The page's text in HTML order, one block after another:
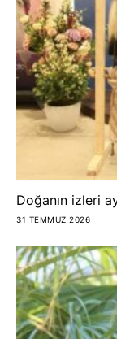
Doğanın izleri
31 TEMMUZ 2026